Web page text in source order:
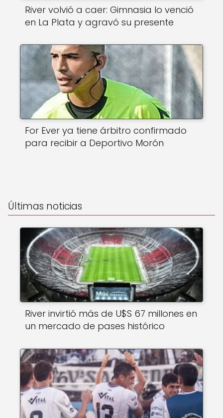
River volvió a caer: Gimnasia lo venció
en La Plata y agravó su presente
For Ever ya tiene árbitro confirmado
para recibir a Deportivo Morón
Últimas noticias
River invirtió más de U$S 67 millones en
un mercado de pases histórico